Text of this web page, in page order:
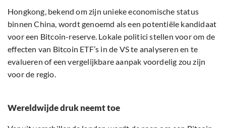
Hongkong, bekend om zijn unieke economische status
binnen China, wordt genoemd als een potentiële kandidaat
voor een Bitcoin-reserve. Lokale politici stellen voor om de
effecten van Bitcoin ETF’s in de VS te analyseren en te
evalueren of een vergelijkbare aanpak voordelig zou zijn
voor de regio.
Wereldwijde druk neemt toe